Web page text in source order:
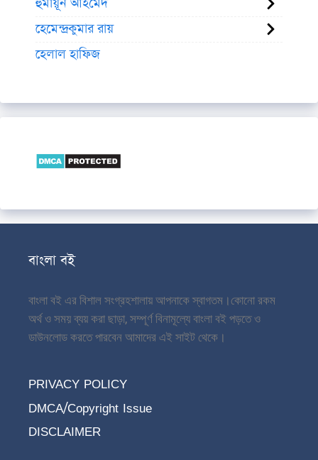
হুমায়ূন আহমেদ
হেমেন্দ্রকুমার রায়
হেলাল হাফিজ
বাংলা বই
বাংলা বই এর বিশাল সংগ্রহশালায় আপনাকে স্বাগতম।কোনো রকম
অর্থ ও সময় ব্যয় করা ছাড়া, সম্পূর্ণ বিনামূল্যে বাংলা বই পড়তে ও
ডাউনলোড করতে পারবেন আমাদের এই সাইট থেকে।
PRIVACY POLICY
DMCA/Copyright Issue
DISCLAIMER